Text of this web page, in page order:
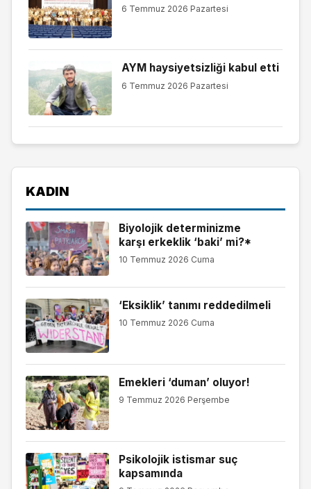
6 Temmuz 2026 Pazartesi
AYM haysiyetsizliği kabul etti
6 Temmuz 2026 Pazartesi
KADIN
Biyolojik determinizme
karşı erkeklik ‘baki’ mi?*
10 Temmuz 2026 Cuma
‘Eksiklik’ tanımı reddedilmeli
10 Temmuz 2026 Cuma
Emekleri ‘duman’ oluyor!
9 Temmuz 2026 Perşembe
Psikolojik istismar suç
kapsamında